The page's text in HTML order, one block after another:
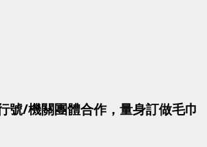
號/機關團體合作，量身訂做毛巾